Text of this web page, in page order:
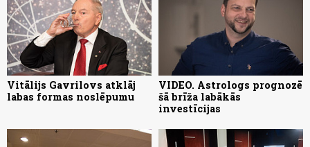
Vitālijs Gavrilovs atklāj
labas formas noslēpumu
VIDEO. Astrologs prognozē
šā brīža labākās
investīcijas